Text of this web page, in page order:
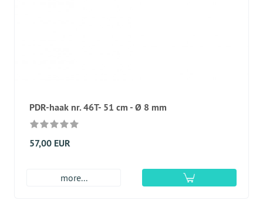
PDR-haak nr. 46T- 51 cm - Ø 8 mm
57,00 EUR
more...